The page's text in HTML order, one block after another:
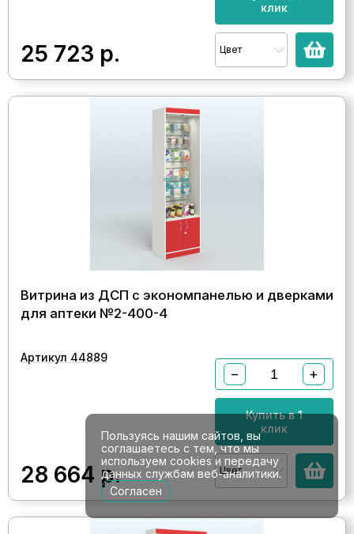
25 723 р.
клик
Цвет
Витрина из ДСП с экономпанелью и дверками
для аптеки №2-400-4
Артикул 44889
28 664 р.
− +
Купить в 1
клик
Цвет
Пользуясь нашим сайтов, вы
соглашаетесь с тем, что мы
используем cookies и передачу
данных службам веб-аналитики.
Согласен